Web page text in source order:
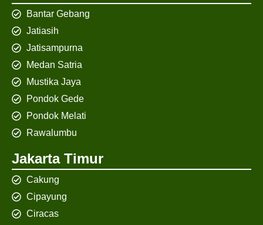
Bantar Gebang
Jatiasih
Jatisampurna
Medan Satria
Mustika Jaya
Pondok Gede
Pondok Melati
Rawalumbu
Jakarta Timur
Cakung
Cipayung
Ciracas